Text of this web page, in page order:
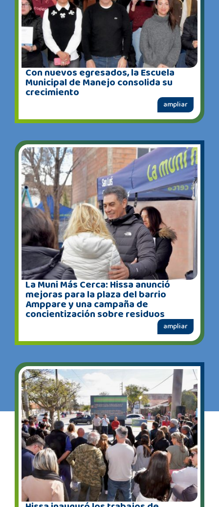
Con nuevos egresados, la Escuela
Municipal de Manejo consolida su
crecimiento
ampliar
La Muni Más Cerca: Hissa anunció
mejoras para la plaza del barrio
Amppare y una campaña de
concientización sobre residuos
ampliar